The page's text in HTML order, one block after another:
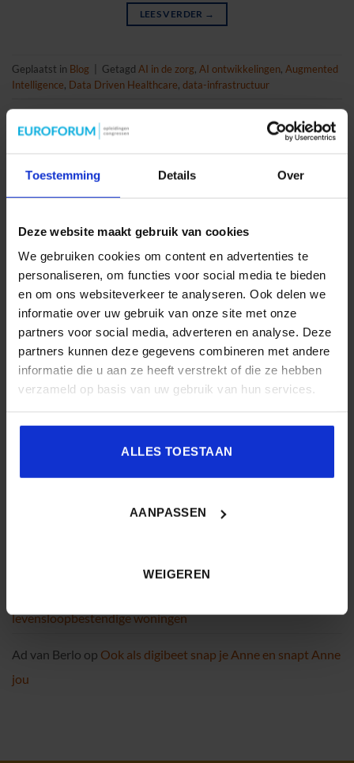
Toestemming Details Over
Deze website maakt gebruik van cookies
We gebruiken cookies om content en advertenties te
personaliseren, om functies voor social media te bieden
en om ons websiteverkeer te analyseren. Ook delen we
informatie over uw gebruik van onze site met onze
partners voor social media, adverteren en analyse. Deze
partners kunnen deze gegevens combineren met andere
informatie die u aan ze heeft verstrekt of die ze hebben
verzameld op basis van uw gebruik van hun services.
ALLES TOESTAAN
AANPASSEN
WEIGEREN
LEES VERDER →
Geplaatst in Blog Getagd AI in de zorg, AI ontwikkelingen, Augmented
Intelligence, Data Driven Healthcare, data-infrastructuur
Kabinet trekt € 102,5 miljoen uit voor versterking
Nederlandse MedTech-sector
#42 Podcast – Digitale transformatie begint bij de mens. In
gesprek met Jochem Uytehaage en Yvonne Lammertink
Netwerkzorg in de ggz: hoe geeft digitale zorg cliënten meer
regie?
RECENTE REACTIES
levensloopbestendige woningen
Ad van Berlo op Ook als digibeet snap je Anne en snapt Anne
jou